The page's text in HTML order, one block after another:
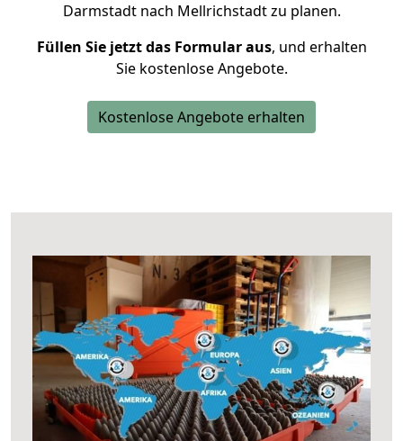
Darmstadt nach Mellrichstadt zu planen.
Füllen Sie jetzt das Formular aus, und erhalten
Sie kostenlose Angebote.
Kostenlose Angebote erhalten